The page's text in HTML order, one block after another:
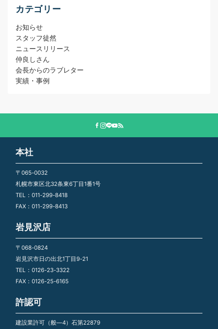
カテゴリー
お知らせ
スタッフ徒然
ニュースリリース
仲良しさん
会長からのラブレター
実績・事例
本社
〒065-0032
札幌市東区北32条東6丁目1番1号
TEL：011-299-8418
FAX：011-299-8413
岩見沢店
〒068-0824
岩見沢市日の出北1丁目9-21
TEL：0126-23-3322
FAX：0126-25-6165
許認可
建設業許可（般―4）石第22879